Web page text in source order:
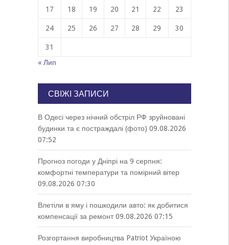
17 18 19 20 21 22 23
24 25 26 27 28 29 30
31
« Лип
СВІЖІ ЗАПИСИ
В Одесі через нічний обстріл РФ зруйновані
будинки та є постраждалі (фото) 09.08.2026
07:52
Прогноз погоди у Дніпрі на 9 серпня:
комфортні температури та помірний вітер
09.08.2026 07:30
Влетіли в яму і пошкодили авто: як добитися
компенсації за ремонт 09.08.2026 07:15
Розгортання виробництва Patriot Україною